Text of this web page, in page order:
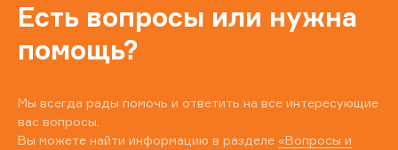
Есть вопросы или нужна
помощь?
Мы всегда рады помочь и ответить на все интересующие
вас вопросы.
Вы можете найти информацию в разделе «Вопросы и